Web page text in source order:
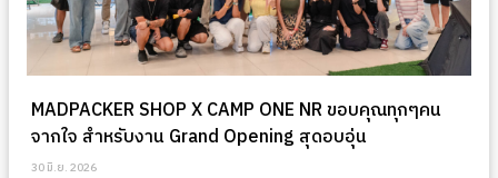
MADPACKER SHOP X CAMP ONE NR ขอบคุณทุกๆคน
จากใจ สำหรับงาน Grand Opening สุดอบอุ่น
30 มิ.ย. 2026